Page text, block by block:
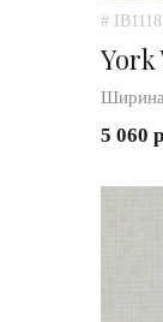
# IB1118
York
5 060